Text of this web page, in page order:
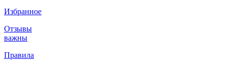
Избранное
Отзывы
важны
Правила